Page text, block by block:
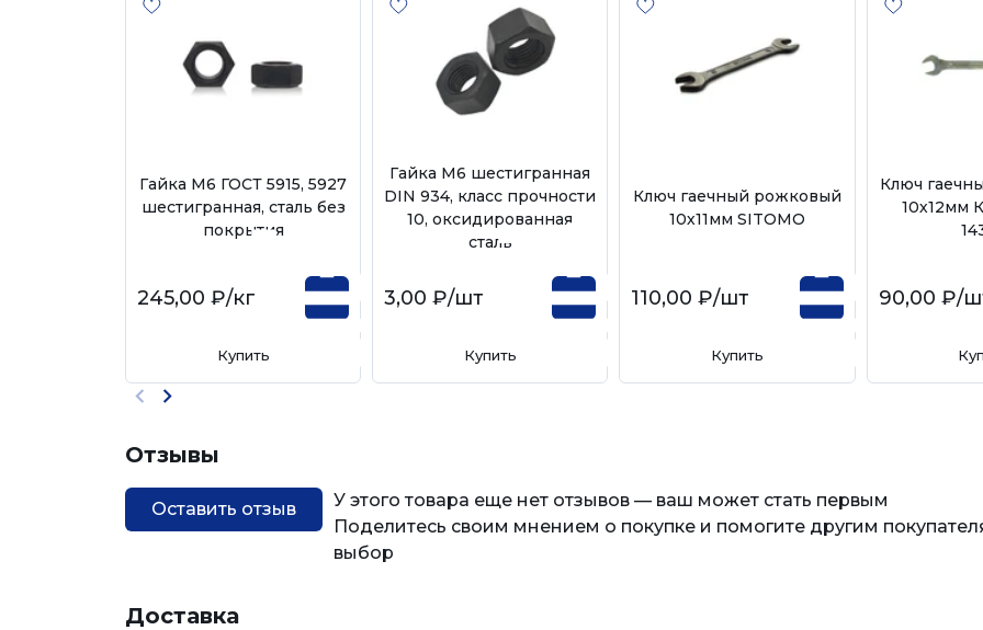
Гайка М6 ГОСТ 5915, 5927
шестигранная, сталь без
покрытия
245,00 ₽/кг
Купить
Гайка М6 шестигранная
DIN 934, класс прочности
10, оксидированная
сталь
3,00 ₽/шт
Купить
Ключ гаечный рожковый
10х11мм SITOMO
110,00 ₽/шт
Купить
Ключ
10х12мм
90,00 ₽/
Отзывы
Оставить отзыв
У этого товара еще нет отзывов — ваш может стать первым
Поделитесь своим мнением о покупке и помогите другим
выбор
Доставка